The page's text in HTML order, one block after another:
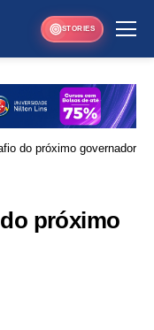
STORIES
do próximo governador
próximo